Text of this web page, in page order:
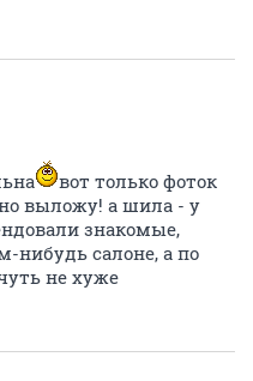
вот только фоток
выложу! а шила - у
знакомые,
нибудь салоне, а по
не хуже